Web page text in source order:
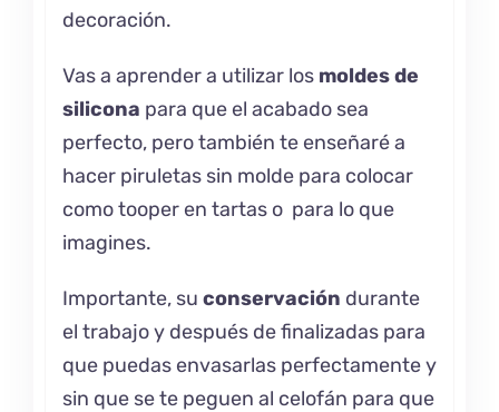
decoración.
Vas a aprender a utilizar los moldes de
silicona para que el acabado sea
perfecto, pero también te enseñaré a
hacer piruletas sin molde para colocar
como tooper en tartas o para lo que
imagines.
Importante, su conservación durante
el trabajo y después de finalizadas para
que puedas envasarlas perfectamente y
sin que se te peguen al celofán para que